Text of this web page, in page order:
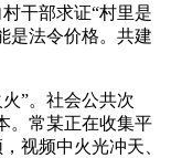
干部求证“村里是
是法令价格。共建
”。社会公共次
。常某正在收集平
视频中火光冲天、